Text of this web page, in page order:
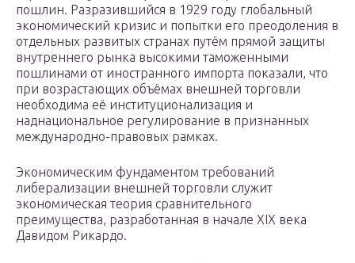
пошлин. Разразившийся в 1929 году глобальный
экономический кризис и попытки его преодоления в
отдельных развитых странах путём прямой защиты
внутреннего рынка высокими таможенными
пошлинами от иностранного импорта показали, что
при возрастающих объёмах внешней торговли
необходима её институционализация и
наднациональное регулирование в признанных
международно-правовых рамках.
Экономическим фундаментом требований
либерализации внешней торговли служит
экономическая теория сравнительного
преимущества, разработанная в начале XIX века
Давидом Рикардо.